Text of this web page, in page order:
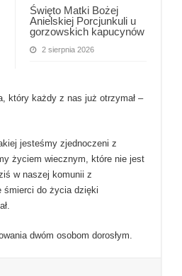
Święto Matki Bożej
Anielskiej Porcjunkuli u
gorzowskich kapucynów
2 sierpnia 2026
który każdy z nas już otrzymał –
jesteśmy zjednoczeni z
życiem wiecznym, które nie jest
w naszej komunii z
śmierci do życia dzięki
dwóm osobom dorosłym.